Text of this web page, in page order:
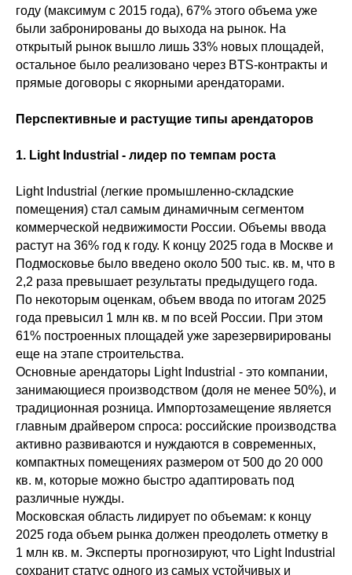
году (максимум с 2015 года), 67% этого объема уже
были забронированы до выхода на рынок. На
открытый рынок вышло лишь 33% новых площадей,
остальное было реализовано через BTS-контракты и
прямые договоры с якорными арендаторами.
Перспективные и растущие типы арендаторов
1. Light Industrial - лидер по темпам роста
Light Industrial (легкие промышленно-складские
помещения) стал самым динамичным сегментом
коммерческой недвижимости России. Объемы ввода
растут на 36% год к году. К концу 2025 года в Москве и
Подмосковье было введено около 500 тыс. кв. м, что в
2,2 раза превышает результаты предыдущего года.
По некоторым оценкам, объем ввода по итогам 2025
года превысил 1 млн кв. м по всей России. При этом
61% построенных площадей уже зарезервирированы
еще на этапе строительства.
Основные арендаторы Light Industrial - это компании,
занимающиеся производством (доля не менее 50%), и
традиционная розница. Импортозамещение является
главным драйвером спроса: российские производства
активно развиваются и нуждаются в современных,
компактных помещениях размером от 500 до 20 000
кв. м, которые можно быстро адаптировать под
различные нужды.
Московская область лидирует по объемам: к концу
2025 года объем рынка должен преодолеть отметку в
1 млн кв. м. Эксперты прогнозируют, что Light Industrial
сохранит статус одного из самых устойчивых и